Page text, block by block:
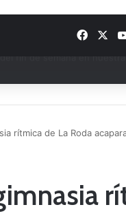
rítmica de La Roda